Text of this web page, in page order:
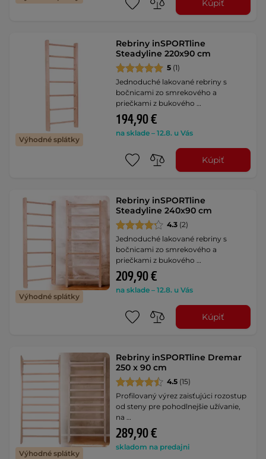
Kúpiť
Výhodné splátky
Rebriny inSPORTline
Steadyline 220x90 cm
5 (1)
Jednoduché lakované rebriny s
bočnicami zo smrekového a
priečkami z bukového …
194,90 €
na sklade – 12.8. u Vás
Kúpiť
Výhodné splátky
Rebriny inSPORTline
Steadyline 240x90 cm
4.3 (2)
Jednoduché lakované rebriny s
bočnicami zo smrekového a
priečkami z bukového …
209,90 €
na sklade – 12.8. u Vás
Kúpiť
Výhodné splátky
Rebriny inSPORTline Dremar
250 x 90 cm
4.5 (15)
Profilovaný výrez zaisťujúci rozostup
od steny pre pohodlnejšie užívanie,
na …
289,90 €
skladom na predajni